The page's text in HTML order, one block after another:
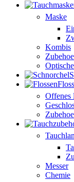
Maske
Kombis
Offenes
Messer
Chemie